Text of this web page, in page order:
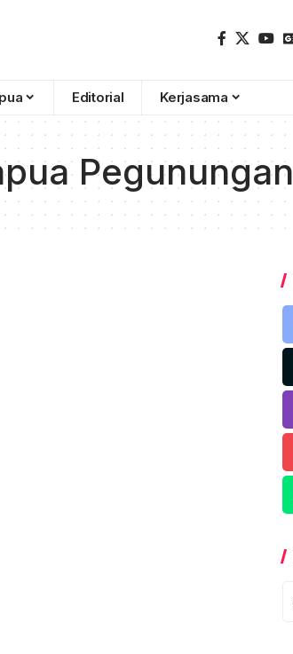
Editorial Kerjasama
Pegunungan